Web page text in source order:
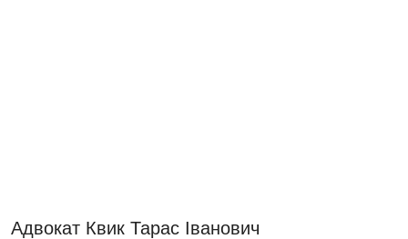
Адвокат Квик Тарас Іванович